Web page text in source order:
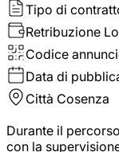
Tipo di
Retribuzione
Codice
Data di
Città Cosenza
Durante il
con la